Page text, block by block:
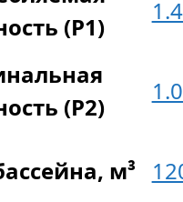
(P1)
(P2)
м³